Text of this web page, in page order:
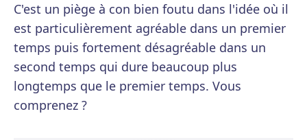
C'est un piège à con bien foutu dans l'idée où il
est particulièrement agréable dans un premier
temps puis fortement désagréable dans un
second temps qui dure beaucoup plus
longtemps que le premier temps. Vous
comprenez ?